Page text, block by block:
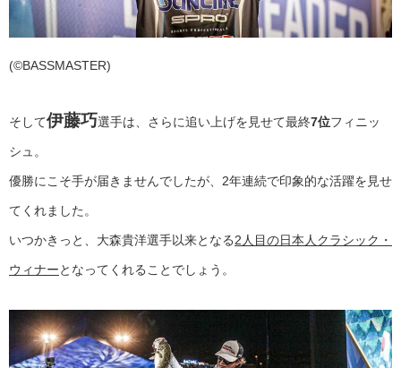
(©BASSMASTER)
そして伊藤巧選手は、さらに追い上げを見せて最終7位フィニッ
シュ。
優勝にこそ手が届きませんでしたが、2年連続で印象的な活躍を見せ
てくれました。
いつかきっと、大森貴洋選手以来となる2人目の日本人クラシック・
ウィナーとなってくれることでしょう。